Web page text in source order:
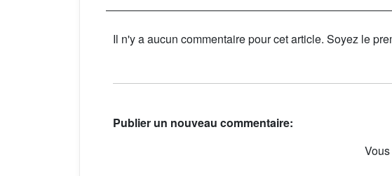
Il n'y a aucun commentaire pour cet article. Soyez le
Publier un nouveau commentaire: